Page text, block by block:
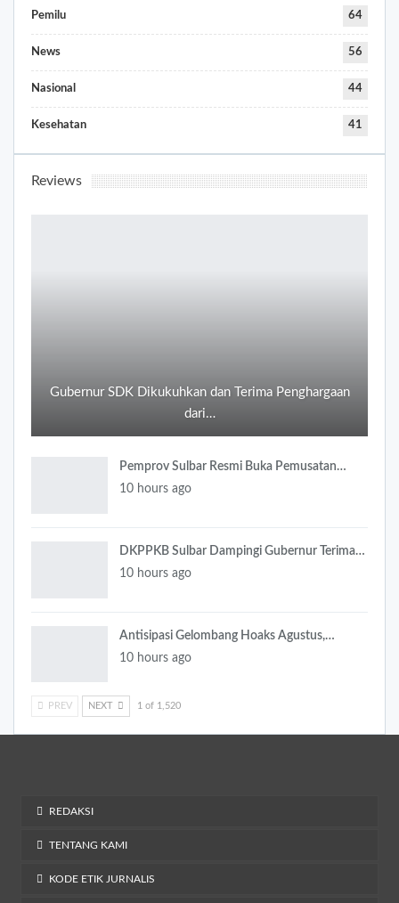
Pemilu 64
News 56
Nasional 44
Kesehatan 41
Reviews
Gubernur SDK Dikukuhkan dan Terima Penghargaan
dari…
Pemprov Sulbar Resmi Buka Pemusatan…
10 hours ago
DKPPKB Sulbar Dampingi Gubernur Terima…
10 hours ago
Antisipasi Gelombang Hoaks Agustus,…
10 hours ago
PREV NEXT 1 of 1,520
REDAKSI
TENTANG KAMI
KODE ETIK JURNALIS